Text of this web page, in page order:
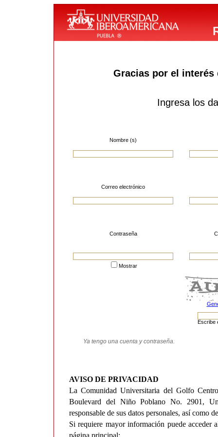
Gracias por el
Ingresa los
Nombre (s)
Correo electrónico
Contraseña
Mostrar
Escribe
AVISO DE PRIVACIDAD
La Comunidad Universitaria del Golfo
Boulevard del Niño Poblano No. 2901,
responsable de sus datos personales, así como
Si requiere mayor información puede